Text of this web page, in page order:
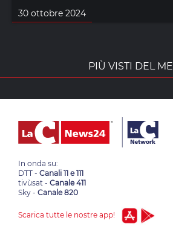
30 ottobre 2024
PIÙ VISTI DEL
In onda su:
DTT - Canali 11 e 111
tivùsat - Canale 411
Sky - Canale 820
Scarica tutte le nostre app!